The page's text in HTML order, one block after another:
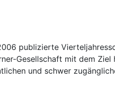
publizierte
Gesellschaft mit dem Ziel
und schwer